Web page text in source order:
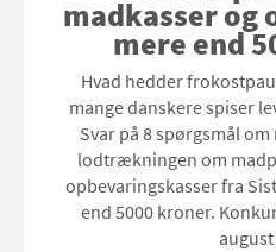
madkasser og
mere end
Hvad hedder
mange danskere spiser
Svar på 8 spørgsmål
lodtrækningen om
opbevaringskasser fra
end 5000 kroner.